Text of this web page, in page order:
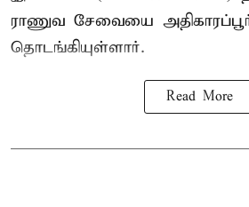
ராணுவ சேவையை
தொடங்கியுள்ளார்.
Read More